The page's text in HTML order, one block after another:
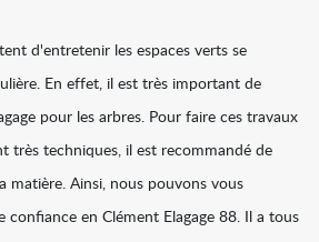
d'entretenir les espaces verts se
En effet, il est très important de
pour les arbres. Pour faire ces travaux
très techniques, il est recommandé de
matière. Ainsi, nous pouvons vous
confiance en Clément Elagage 88. Il a tous